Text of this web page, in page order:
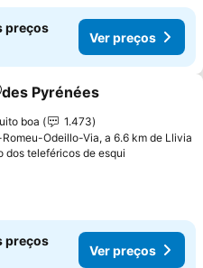
preços
Ver preços
aos favoritos
Pyrénées
boa
1.473
Odeillo-Via, a 6.6 km de Llivia
dos teleféricos de esqui
preços
Ver preços